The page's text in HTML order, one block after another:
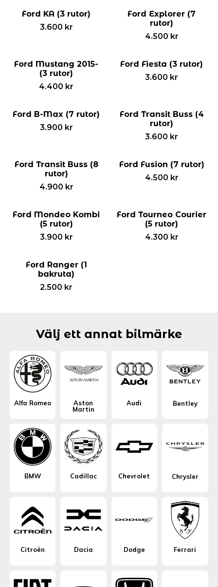
Ford KA (3 rutor)
3.600 kr
Ford Explorer (7
rutor)
4.500 kr
Ford Mustang 2015-
(3 rutor)
4.400 kr
Ford Fiesta (3 rutor)
3.600 kr
Ford B-Max (7 rutor)
3.900 kr
Ford Transit Buss (4
rutor)
3.600 kr
Ford Transit Buss (8
rutor)
4.900 kr
Ford Fusion (7 rutor)
4.500 kr
Ford Mondeo Kombi
(5 rutor)
3.900 kr
Ford Tourneo Courier
(5 rutor)
4.300 kr
Ford Ranger (1
bakruta)
2.500 kr
Välj ett annat bilmärke
Alfa Romeo
Aston
Martin
Audi Bentley
BMW Cadillac Chevrolet Chrysler
Citroën Dacia Dodge Ferrari